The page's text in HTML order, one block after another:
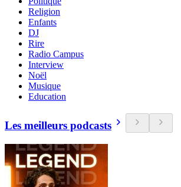
Religion
Enfants
DJ
Rire
Radio Campus
Interview
Noël
Musique
Education
Les meilleurs podcasts